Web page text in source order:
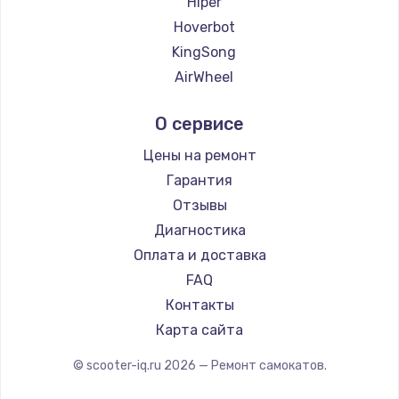
2500 руб.
Заказать
Замена электроконфорки
Техобслуживание
900 руб.
Заказать
Установка / подключение / демонтаж
1300 руб.
Заказать
Hoverbot
KingSong
AirWheel
Hunter
Shorner
Joyor
Minimotors
Bork
Segway
KIRIN
О сервисе
Цены на ремонт
Гарантия
Отзывы
Диагностика
Оплата и доставка
FAQ
Контакты
Карта сайта
© scooter-iq.ru 2026 — Ремонт самокатов.